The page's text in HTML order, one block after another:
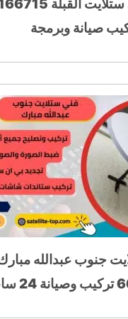
خدمات فني ستلايت
صيانة وبرمجة
جنوب عبدالله